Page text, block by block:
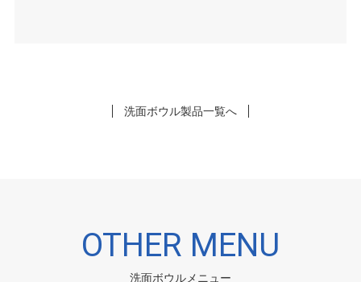
洗面ボウル製品一覧へ
OTHER MENU
洗面ボウルメニュー